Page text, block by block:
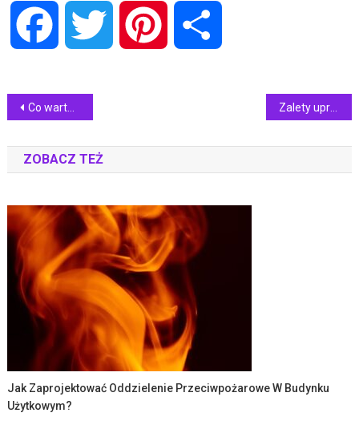
Facebook Twitter Pinterest
Nawigacja
wpisu
Co warto wiedzieć na temat kursów SEP? Zalety uprawnień SEP
ZOBACZ TEŻ
Jak Zaprojektować Oddzielenie Przeciwpożarowe W Budynku
Użytkowym?